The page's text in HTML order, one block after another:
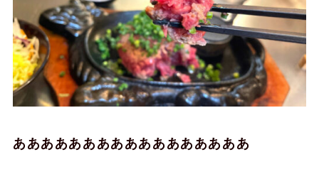
あああああああああああああああああ